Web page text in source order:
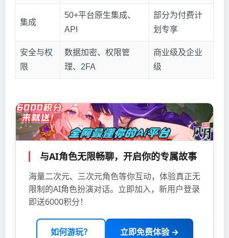
集成
50+平台原生集成、
API
部分为付费计
划专享
安全与权
限
数据加密、权限管
理、2FA
商业级及企业
级
与AI角色无限畅聊，开启你的专属故事
海量二次元、三次元角色等你互动，体验真正无
限制的AI角色扮演对话。立即加入，新用户登录
即送6000积分！
如何游玩？ 立即免费体验 →